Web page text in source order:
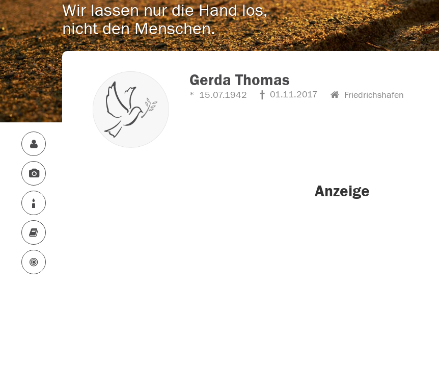
Wir lassen nur die Hand los,
nicht den Menschen.
Gerda Thomas
15.07.1942 01.11.2017 Friedrichshafen
Anzeige